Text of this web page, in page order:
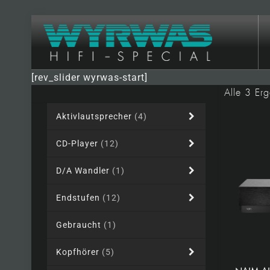
[rev_slider wyrwas-start]
Alle 3
Aktivlautsprecher (4)
CD-Player (12)
D/A Wandler (1)
Endstufen (12)
Gebraucht (1)
Kopfhörer (5)